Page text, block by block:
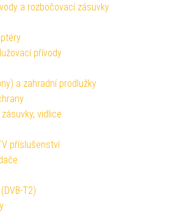
a rozbočovací zásuvky
přívody
a zahradní prodlužky
vidlice
příslušenství
T2)